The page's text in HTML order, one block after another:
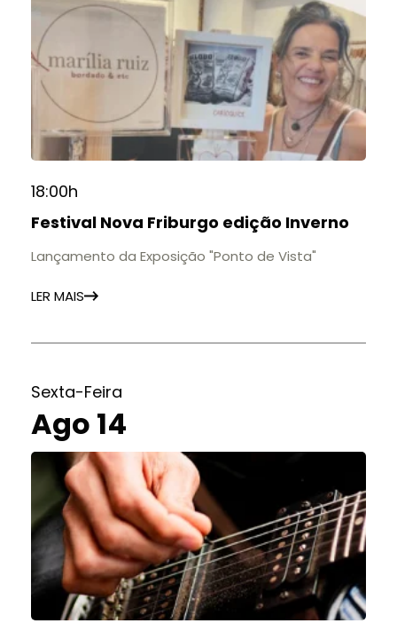
18:00h
Festival Nova Friburgo edição Inverno
Lançamento da Exposição "Ponto de Vista"
LER MAIS
Sexta-Feira
Ago 14